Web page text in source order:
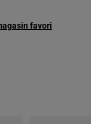
favori